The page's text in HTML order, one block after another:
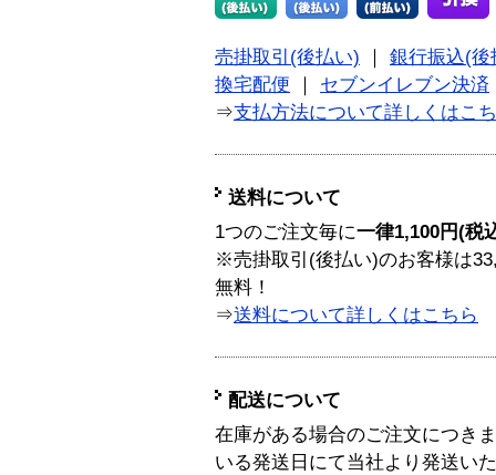
売掛取引(後払い)
銀行振込(後
換宅配便
セブンイレブン決済
⇒支払方法について詳しくはこ
送料について
1つのご注文毎に一律1,100円(税
※売掛取引(後払い)のお客様は
無料！
⇒送料について詳しくはこちら
配送について
在庫がある場合のご注文につき
いる発送日にて当社より発送い